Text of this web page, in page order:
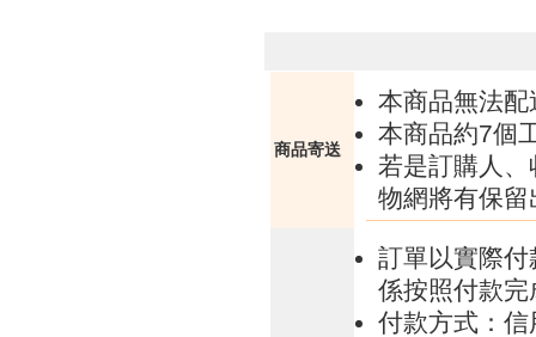
商品寄送
本商品無法配
本商品約7個
若是訂購人
物網將有保
訂單以實際
係按照付款
付款方式：